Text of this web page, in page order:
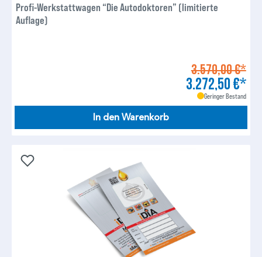
Profi-Werkstattwagen “Die Autodoktoren” (limitierte
Auflage)
3.570,00 €*
3.272,50 €*
Geringer Bestand
In den Warenkorb